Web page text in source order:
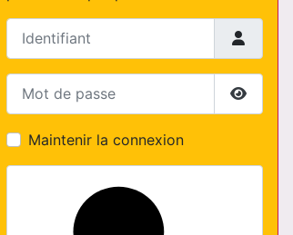
Identifiant
Mot de passe
Maintenir la connexion